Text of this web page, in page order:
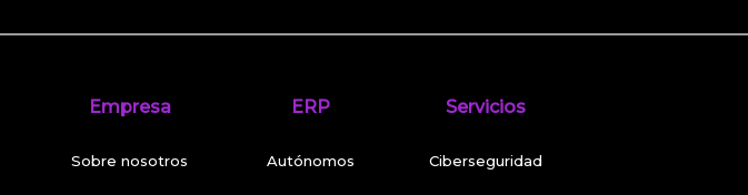
Empresa
Sobre nosotros
ERP
Autónomos
Servicios
Ciberseguridad